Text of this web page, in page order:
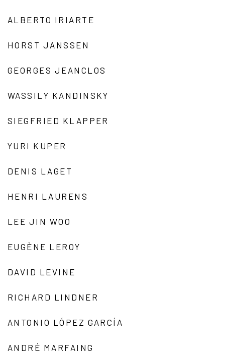
ALBERTO IRIARTE
HORST JANSSEN
GEORGES JEANCLOS
WASSILY KANDINSKY
SIEGFRIED KLAPPER
YURI KUPER
DENIS LAGET
HENRI LAURENS
LEE JIN WOO
EUGÈNE LEROY
DAVID LEVINE
RICHARD LINDNER
ANTONIO LÓPEZ GARCÍA
ANDRÉ MARFAING